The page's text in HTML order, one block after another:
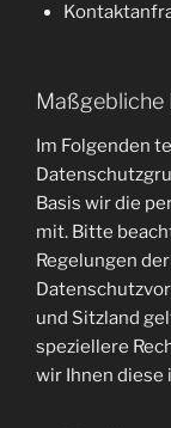
Maßgebliche
Im Folgenden
Basis wir die
mit. Bitte
Regelungen
und Sitzland
speziellere
wir Ihnen diese